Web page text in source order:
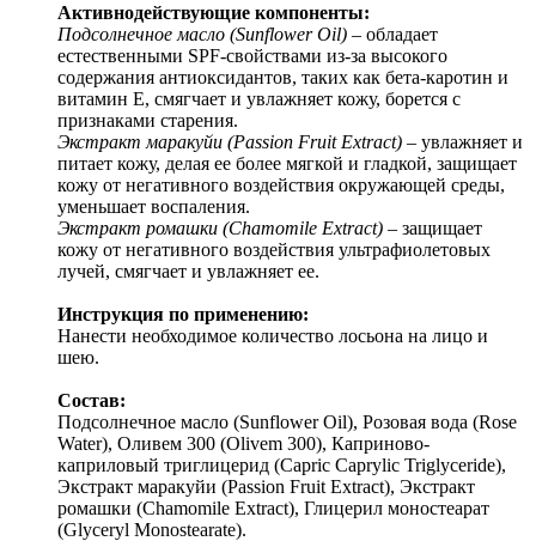
Активнодействующие компоненты:
Подсолнечное масло (Sunflower Oil) – обладает
естественными SPF-свойствами из-за высокого
содержания антиоксидантов, таких как бета-каротин и
витамин Е, смягчает и увлажняет кожу, борется с
признаками старения.
Экстракт маракуйи (Passion Fruit Extract) – увлажняет и
питает кожу, делая ее более мягкой и гладкой, защищает
кожу от негативного воздействия окружающей среды,
уменьшает воспаления.
Экстракт ромашки (Chamomile Extract) – защищает
кожу от негативного воздействия ультрафиолетовых
лучей, смягчает и увлажняет ее.
Инструкция по применению:
Нанести необходимое количество лосьона на лицо и
шею.
Состав:
Подсолнечное масло (Sunflower Oil), Розовая вода (Rose
Water), Оливем 300 (Olivem 300), Каприново-
каприловый триглицерид (Capric Caprylic Triglyceride),
Экстракт маракуйи (Passion Fruit Extract), Экстракт
ромашки (Chamomile Extract), Глицерил моностеарат
(Glyceryl Monostearate).